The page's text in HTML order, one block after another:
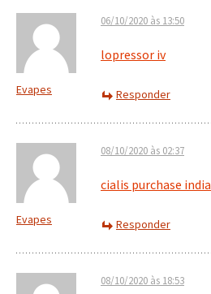
Evapes
06/10/2020 às 13:50
lopressor iv
Responder
Evapes
08/10/2020 às 02:37
cialis purchase india
Responder
08/10/2020 às 18:53